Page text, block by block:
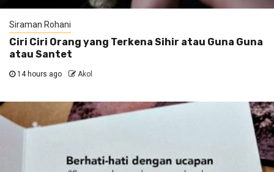
Siraman Rohani
Ciri Ciri Orang yang Terkena Sihir atau Guna Guna
atau Santet
14 hours ago Akol